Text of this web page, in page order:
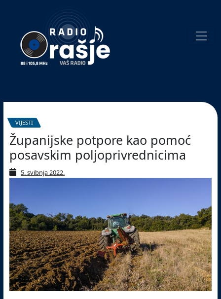
website!
VIJESTI
Županijske potpore kao pomoć
posavskim poljoprivrednicima
5. svibnja 2022.